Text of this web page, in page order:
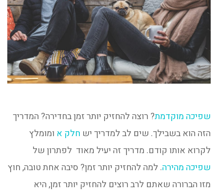
שפיכה מוקדמת? רוצה להחזיק יותר זמן בחדירה? המדריך
הזה הוא בשבילך. שים לב למדריך יש חלק א ומומלץ
לקרוא אותו קודם. מדריך זה יעיל מאוד לפתרון של
שפיכה מהירה. למה להחזיק יותר זמן? סיבה אחת טובה, חוץ
מזו הברורה שאתם לרב רוצים להחזיק יותר זמן, היא